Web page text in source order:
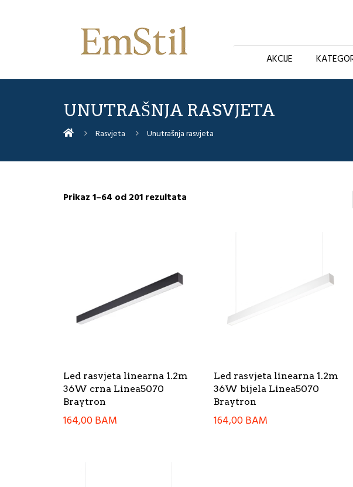
AKCIJE
UNUTRAŠNJA RASVJETA
Rasvjeta Unutrašnja rasvjeta
Prikaz 1–64 od 201 rezultata
Led rasvjeta linearna 1.2m
36W crna Linea5070
Braytron
164,00BAM
Led rasvjeta linearna 1.2m
36W bijela Linea5070
Braytron
164,00BAM